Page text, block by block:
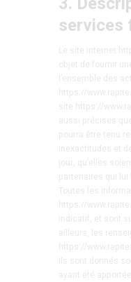
services
Le site internet
objet de fournir
l’ensemble des
https://
site https://
aussi précises
pourra être tenu
inexactitudes et
jour, qu’elles
partenaires qui lui
Toutes les
https://
indicatif, et sont
ailleurs, les
https://
Ils sont donnés
ayant été